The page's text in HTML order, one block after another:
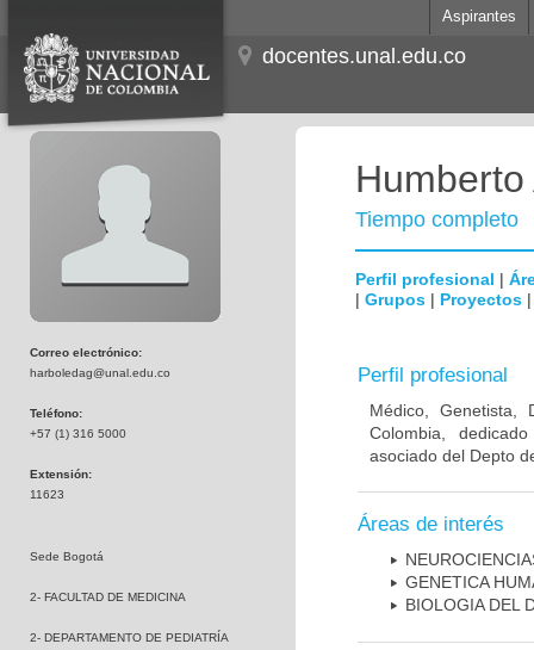
Aspirantes
docentes.unal.edu.co
Correo electrónico:
harboledag@unal.edu.co
Teléfono:
+57 (1) 316 5000
Extensión:
11623
Sede Bogotá
2- FACULTAD DE MEDICINA
2- DEPARTAMENTO DE PEDIATRÍA
Tiempo completo
Perfil profesional |
| Grupos | Proyectos
Perfil profesional
Médico, Genetista,
Colombia,
asociado del Depto
Áreas de interés
GENETICA
BIOLOGIA DEL